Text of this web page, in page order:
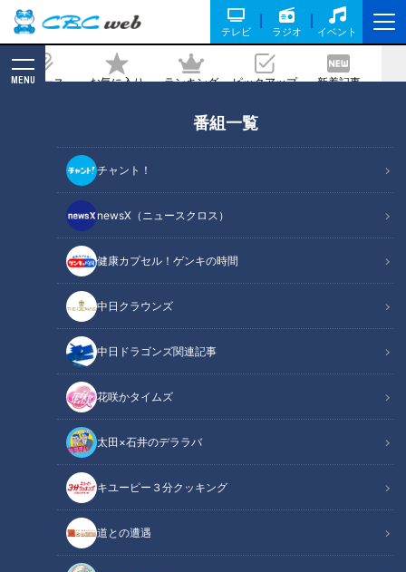
テレビ ラジオ イベント
ニュース お気に入り ランキング ピックアップ 新着記事
MENU
番組一覧
チャント！
newsX（ニュースクロス）
健康カプセル！ゲンキの時間
中日クラウンズ
中日ドラゴンズ関連記事
花咲かタイムズ
太田×石井のデララバ
キユーピー３分クッキング
道との遭遇
新型コロナの後遺症【チャント！】
記事に戻る
チャント知っ得！なるほどドクター＃７ 新型コロナの後遺症【チャン
この記事の画像